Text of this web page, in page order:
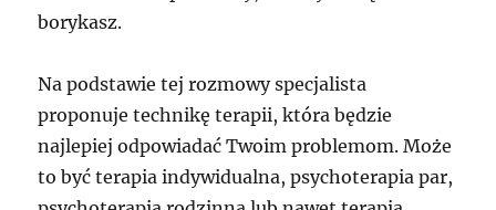
borykasz.
Na podstawie tej rozmowy specjalista
proponuje technikę terapii, która będzie
najlepiej odpowiadać Twoim problemom. Może
to być terapia indywidualna, psychoterapia par,